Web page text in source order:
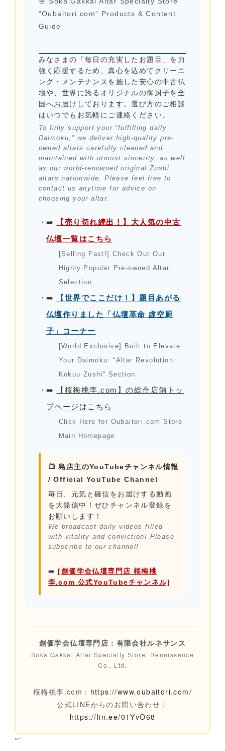
“Oubaitori.com” Products & Content
Guide
みなさまの「毎日の充実したお題目」を力
強く応援するため、真心を込めてクリーニ
ング・メンテナンスを施した安心の中古仏
壇や、世界に誇るオリジナルの御厨子を全
国へお届けしております。選び方のご相談
はいつでもお気軽にご連絡ください。
To fully support your “fulfilling daily
Daimoku,” we deliver high-quality pre-
owned altars carefully cleaned and
maintained with utmost sincerity, as well
as our world-renowned original Zushi
altars nationwide. Please feel free to
contact us anytime for advice on
choosing your altar.
➡️
【売り切れ続出！】大人気の中古
仏壇一覧はこちら
[Selling Fast!] Check Out Our
Highly Popular Pre-owned Altar
Selection
➡️
【世界でここだけ！】題目あがる
仏壇作りました「仏壇革命 虚空厨
子」コーナー
[World Exclusive] Built to Elevate
Your Daimoku: “Altar Revolution:
Kokuu Zushi” Section
➡️
【桜梅桃李.com】の総合店舗トッ
プページはこちら
Click Here for Oubaitori.com Store
Main Homepage
📺 島店主のYouTubeチャンネル情報
/ Official YouTube Channel
毎日、元気と確信をお届けする動画
を大発信中！ぜひチャンネル登録を
お願いします！
We broadcast daily videos filled
with vitality and conviction! Please
subscribe to our channel!
➡️[創価学会仏壇専門店 桜梅桃
李.com 公式YouTubeチャンネル]
創価学会仏壇専門店：有限会社ルネサンス
Soka Gakkai Altar Specialty Store: Renaissance
Co., Ltd.
桜梅桃李.com： https://www.oubaitori.com/
公式LINEからのお問い合わせ：
https://lin.ee/01YvO68
“`